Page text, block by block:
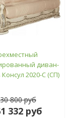
диван-
2020-С (СП)
800 руб
332 руб